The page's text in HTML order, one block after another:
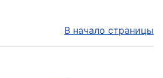
В начало страницы